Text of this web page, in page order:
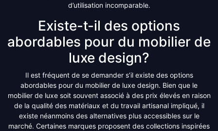
d’utilisation incomparable.
Existe-t-il des options
abordables pour du mobilier de
luxe design?
Il est fréquent de se demander s’il existe des options
abordables pour du mobilier de luxe design. Bien que le
mobilier de luxe soit souvent associé à des prix élevés en raison
de la qualité des matériaux et du travail artisanal impliqué, il
existe néanmoins des alternatives plus accessibles sur le
marché. Certaines marques proposent des collections inspirées